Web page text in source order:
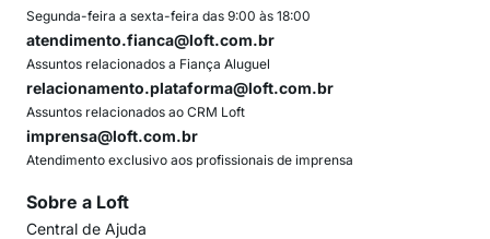
Segunda-feira a sexta-feira das 9:00 às 18:00
atendimento.fianca@loft.com.br
Assuntos relacionados a Fiança Aluguel
relacionamento.plataforma@loft.com.br
Assuntos relacionados ao CRM Loft
imprensa@loft.com.br
Atendimento exclusivo aos profissionais de imprensa
Sobre a Loft
Central de Ajuda